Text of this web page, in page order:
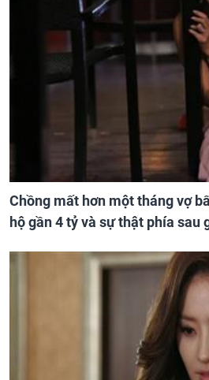
Chồng mất hơn một tháng vợ
hộ gần 4 tỷ và sự thật phía sau